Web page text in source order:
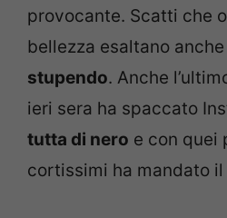
provocante. Scatti che
bellezza esaltano
stupendo. Anche
ieri sera ha spaccato
tutta di nero e con quei
cortissimi ha mandato